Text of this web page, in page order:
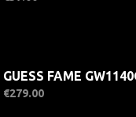
€279.00